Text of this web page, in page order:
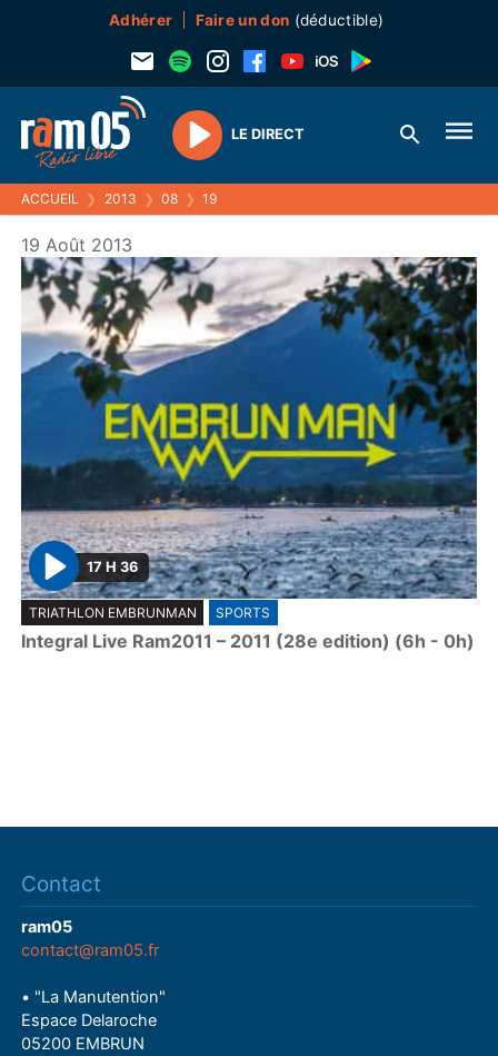
Adhérer Faire un don (déductible)
Play
LE DIRECT
ACCUEIL ❯ 2013 ❯ 08 ❯ 19
19 Août 2013
P
l
a
17 H 36
TRIATHLON EMBRUNMAN SPORTS
Integral Live Ram2011 – 2011 (28e edition) (6h - 0h)
Contact
ram05
contact@ram05.fr
• "La Manutention"
Espace Delaroche
05200 EMBRUN